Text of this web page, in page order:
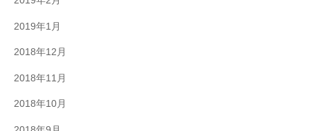
2019年1月
2018年12月
2018年11月
2018年10月